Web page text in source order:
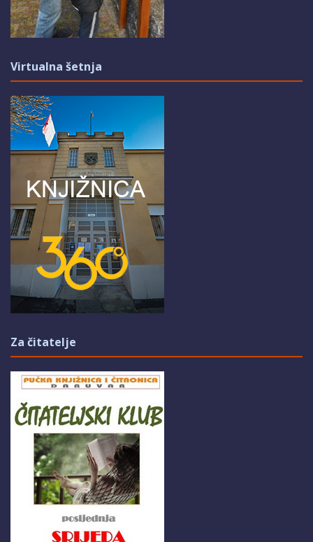
Virtualna šetnja
Za čitatelje